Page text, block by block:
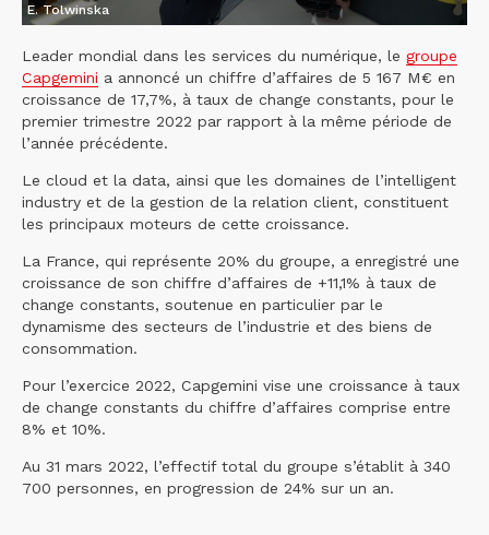
E. Tolwinska
Leader mondial dans les services du numérique, le groupe
Capgemini a annoncé un chiffre d’affaires de 5 167 M€ en
croissance de 17,7%, à taux de change constants, pour le
premier trimestre 2022 par rapport à la même période de
l’année précédente.
Le cloud et la data, ainsi que les domaines de l’intelligent
industry et de la gestion de la relation client, constituent
les principaux moteurs de cette croissance.
La France, qui représente 20% du groupe, a enregistré une
croissance de son chiffre d’affaires de +11,1% à taux de
change constants, soutenue en particulier par le
dynamisme des secteurs de l’industrie et des biens de
consommation.
Pour l’exercice 2022, Capgemini vise une croissance à taux
de change constants du chiffre d’affaires comprise entre
8% et 10%.
Au 31 mars 2022, l’effectif total du groupe s’établit à 340
700 personnes, en progression de 24% sur un an.